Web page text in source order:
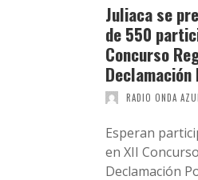
Juliaca se
de 550
Concurso
RADIO ONDA AZUL
Esperan
en XII
Declamación